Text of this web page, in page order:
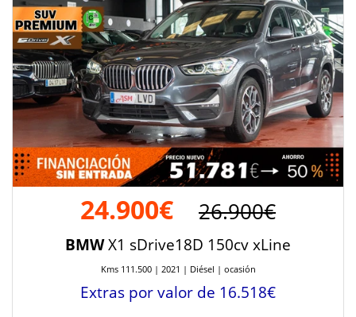
24.900€ 26.900€
BMWX1 sDrive18D 150cv xLine
Kms 111.500 | 2021 | Diésel | ocasión
Extras por valor de 16.518€